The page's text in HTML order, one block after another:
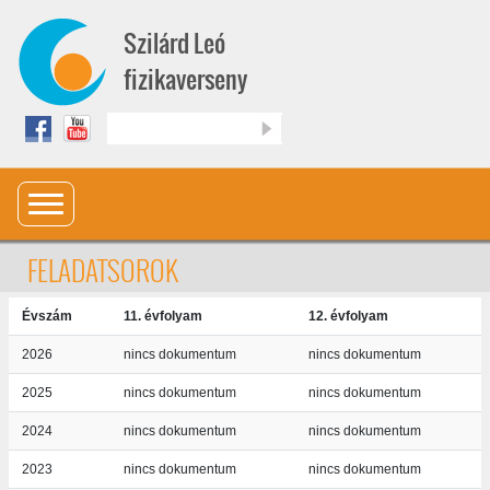
Szilárd Leó
fizikaverseny
FELADATSOROK
Évszám 11. évfolyam 12. évfolyam
2026 nincs dokumentum nincs dokumentum
2025 nincs dokumentum nincs dokumentum
2024 nincs dokumentum nincs dokumentum
2023 nincs dokumentum nincs dokumentum